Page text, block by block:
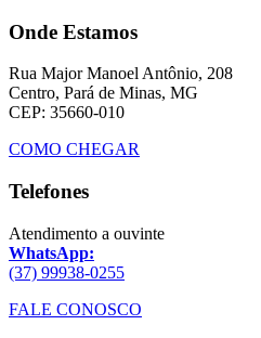
Onde Estamos
Rua Major Manoel Antônio, 208
Centro, Pará de Minas, MG
CEP: 35660-010
COMO CHEGAR
Telefones
Atendimento a ouvinte
WhatsApp:
(37) 99938-0255
FALE CONOSCO